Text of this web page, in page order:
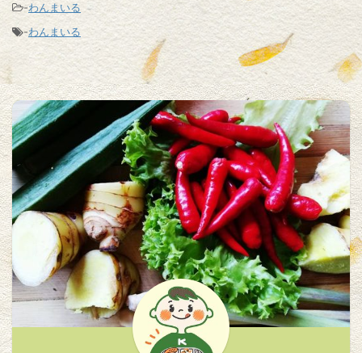
-わんまいる
-わんまいる